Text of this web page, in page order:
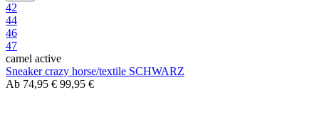
42
44
46
47
camel active
Sneaker crazy horse/textile SCHWARZ
Ab 74,95 € 99,95 €